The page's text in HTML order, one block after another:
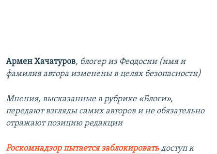
Армен Хачатуров, блогер из Феодосии (имя и
фамилия автора изменены в целях безопасности)
Мнения, высказанные в рубрике «Блоги»,
передают взгляды самих авторов и не обязательно
отражают позицию редакции
Роскомнадзор пытается заблокировать доступ к